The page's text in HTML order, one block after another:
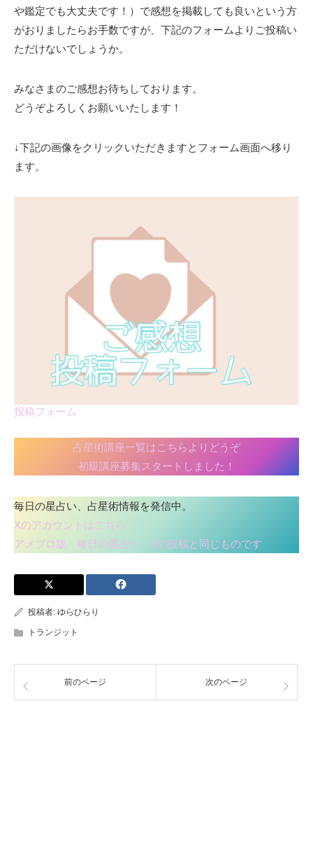
や鑑定でも大丈夫です！）で感想を掲載しても良いという方
がおりましたらお手数ですが、下記のフォームよりご投稿い
ただけないでしょうか。
みなさまのご感想お待ちしております。
どうぞよろしくお願いいたします！
↓下記の画像をクリックいただきますとフォーム画面へ移り
ます。
投稿フォーム
占星術講座一覧はこちらよりどうぞ
初級講座募集スタートしました！
毎日の星占い、占星術情報を発信中。
Xのアカウントはこちら
アメブロ版 毎日の星占い Xの投稿と同じものです
投稿者: ゆらひらり
トランジット
前のページ 次のページ